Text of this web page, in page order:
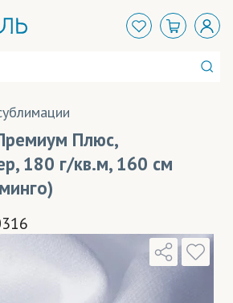
Плюс,
180 г/кв.м, 160 см